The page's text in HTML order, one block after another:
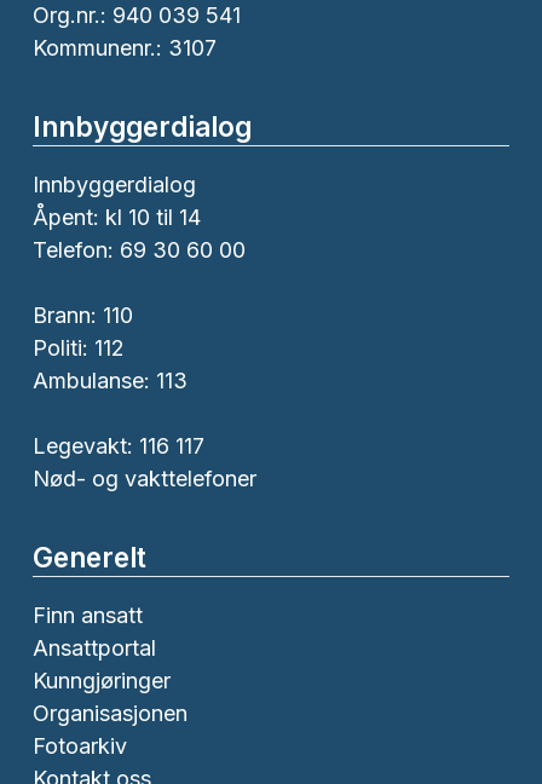
Org.nr.: 940 039 541
Kommunenr.: 3107
Innbyggerdialog
Innbyggerdialog
Åpent: kl 10 til 14
Telefon: 69 30 60 00
Brann: 110
Politi: 112
Ambulanse: 113
Legevakt: 116 117
Nød- og vakttelefoner
Generelt
Finn ansatt
Ansattportal
Kunngjøringer
Organisasjonen
Fotoarkiv
Kontakt oss